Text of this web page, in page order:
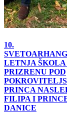
10.
LETNJA ŠKOLA
PRIZRENU POD
PRINCA
FILIPA I
DANICE